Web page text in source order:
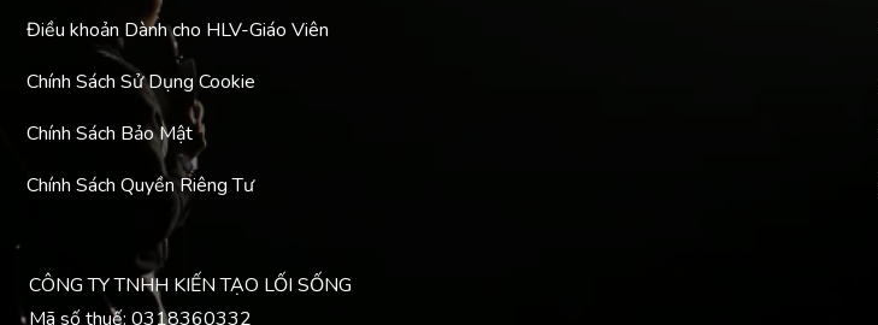
Điều khoản Dành cho HLV-Giáo Viên
Chính Sách Sử Dụng Cookie
Chính Sách Bảo Mật
Chính Sách Quyền Riêng Tư
CÔNG TY TNHH KIẾN TẠO LỐI SỐNG
Mã số thuế: 0318360332